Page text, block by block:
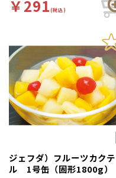
￥291(税込)
ジェフダ）フルーツカクテ
ル 1号缶（固形1800g）